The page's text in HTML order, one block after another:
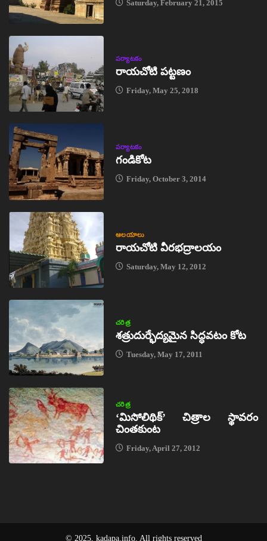
Saturday, February 21, 2015
పర్యాటకం
రాయచోటి పట్టణం
Friday, May 25, 2018
పర్యాటకం
గండికోట
Friday, October 3, 2014
ఆలయాలు
రాయచోటి వీరభద్రాలయం
Saturday, May 12, 2012
చరిత్ర
శత్రుదుర్భేద్యమైన సిద్ధవటం కోట
Tuesday, May 17, 2011
చరిత్ర
‘మిసోలిథిక్‌’ చిత్రాల స్థావరం
చింతకుంట
Friday, April 27, 2012
© 2025, kadapa.info. All rights reserved